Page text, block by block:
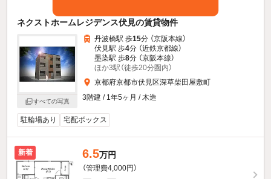
ネクストホームレジデンス伏見の賃貸物件
すべての写真
丹波橋駅 歩15分 （京阪本線）
伏見駅 歩4分 （近鉄京都線）
墨染駅 歩8分 （京阪本線）
ほか3駅（徒歩20分圏内）
京都府京都市伏見区深草柴田屋敷町
3階建 / 1年5ヶ月 / 木造
駐輪場あり 宅配ボックス
新着 6.5万円
（管理費4,000円）